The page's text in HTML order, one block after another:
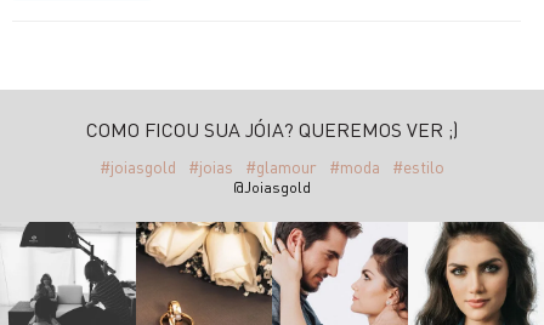
COMO FICOU SUA JÓIA? QUEREMOS VER ;)
#joiasgold #joias #glamour #moda #estilo
@Joiasgold